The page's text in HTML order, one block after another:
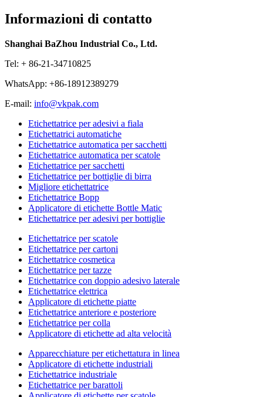
Informazioni di contatto
Shanghai BaZhou Industrial Co., Ltd.
Tel: + 86-21-34710825
WhatsApp: +86-18912389279
E-mail: info@vkpak.com
Etichettatrice per adesivi a fiala
Etichettatrici automatiche
Etichettatrice automatica per sacchetti
Etichettatrice automatica per scatole
Etichettatrice per sacchetti
Etichettatrice per bottiglie di birra
Migliore etichettatrice
Etichettatrice Bopp
Applicatore di etichette Bottle Matic
Etichettatrice per adesivi per bottiglie
Etichettatrice per scatole
Etichettatrice per cartoni
Etichettatrice cosmetica
Etichettatrice per tazze
Etichettatrice con doppio adesivo laterale
Etichettatrice elettrica
Applicatore di etichette piatte
Etichettatrice anteriore e posteriore
Etichettatrice per colla
Applicatore di etichette ad alta velocità
Apparecchiature per etichettatura in linea
Applicatore di etichette industriali
Etichettatrice industriale
Etichettatrice per barattoli